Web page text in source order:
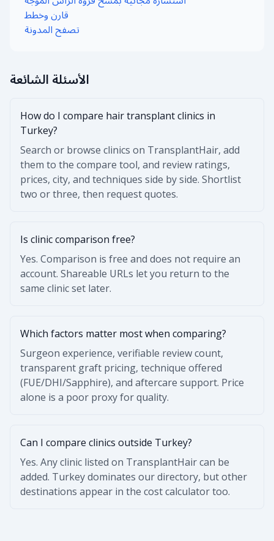
قارن وخطط
تصفح المدونة
الأسئلة الشائعة
How do I compare hair transplant clinics in
Turkey?
Search or browse clinics on TransplantHair, add
them to the compare tool, and review ratings,
prices, city, and techniques side by side. Shortlist
two or three, then request quotes.
Is clinic comparison free?
Yes. Comparison is free and does not require an
account. Shareable URLs let you return to the
same clinic set later.
Which factors matter most when comparing?
Surgeon experience, verifiable review count,
transparent graft pricing, technique offered
(FUE/DHI/Sapphire), and aftercare support. Price
alone is a poor proxy for quality.
Can I compare clinics outside Turkey?
Yes. Any clinic listed on TransplantHair can be
added. Turkey dominates our directory, but other
destinations appear in the cost calculator too.